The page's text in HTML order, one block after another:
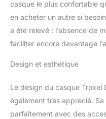
casque le plus confortable
en acheter un autre si
a été relevé : l’absence de
faciliter encore davantage
Design et esthétique
Le design du casque Troxel
également très apprécié.
parfaitement avec des